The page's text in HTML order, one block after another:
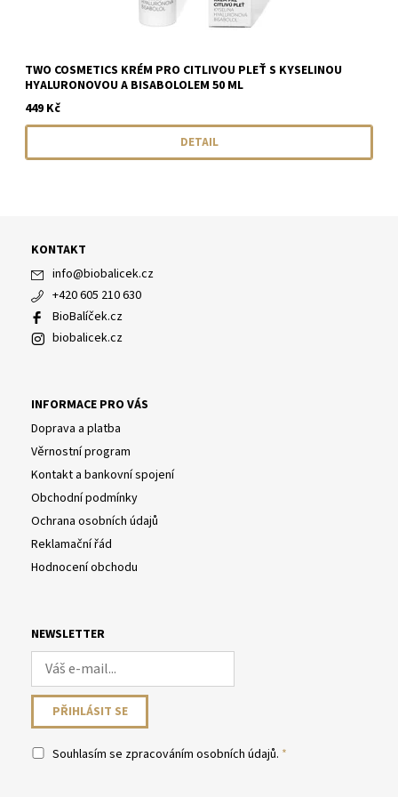
TWO COSMETICS KRÉM PRO CITLIVOU PLEŤ S KYSELINOU
HYALURONOVOU A BISABOLOLEM 50 ML
449 Kč
DETAIL
KONTAKT
info@biobalicek.cz
+420 605 210 630
BioBalíček.cz
biobalicek.cz
INFORMACE PRO VÁS
Doprava a platba
Věrnostní program
Kontakt a bankovní spojení
Obchodní podmínky
Ochrana osobních údajů
Reklamační řád
Hodnocení obchodu
NEWSLETTER
Souhlasím se zpracováním osobních údajů.